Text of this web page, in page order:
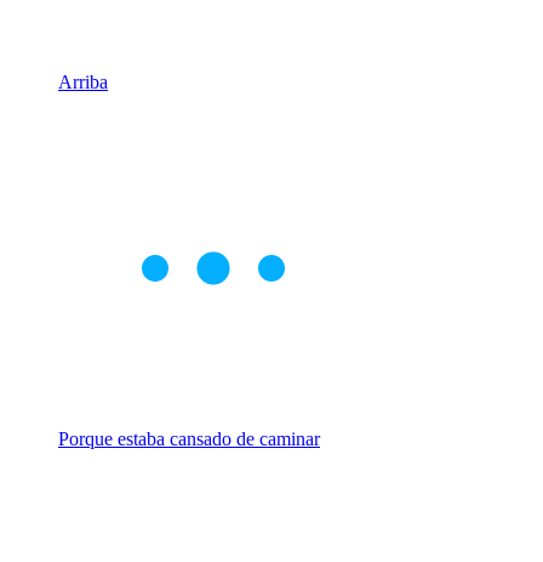
Arriba
Porque estaba cansado de caminar